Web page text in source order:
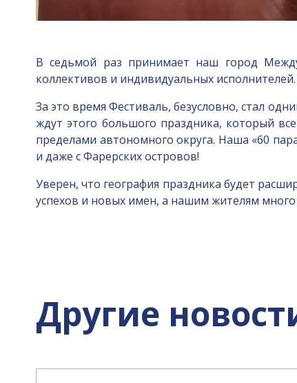
В седьмой раз принимает наш город
коллективов и индивидуальных исполнителей.
За это время Фестиваль, безусловно, стал
ждут этого большого праздника, который
пределами автономного округа. Наша «60
и даже с Фарерских островов!
Уверен, что география праздника будет
успехов и новых имен, а нашим жителям
Другие